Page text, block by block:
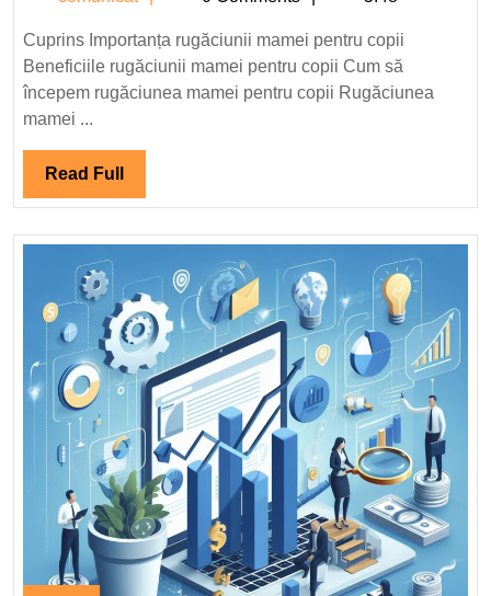
succesului
copilului.
Cuprins Importanța rugăciunii mamei pentru copii
Beneficiile rugăciunii mamei pentru copii Cum să
începem rugăciunea mamei pentru copii Rugăciunea
mamei ...
Read Full Read
Full